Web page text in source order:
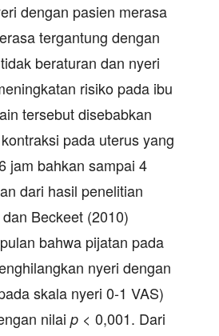
dengan pasien merasa
tergantung dengan
beraturan dan nyeri
risiko pada ibu
tersebut disebabkan
pada uterus yang
jam bahkan sampai 4
dari hasil penelitian
Beckeet (2010)
bahwa pijatan pada
nyeri dengan
skala nyeri 0-1 VAS)
nilai p < 0,001. Dari